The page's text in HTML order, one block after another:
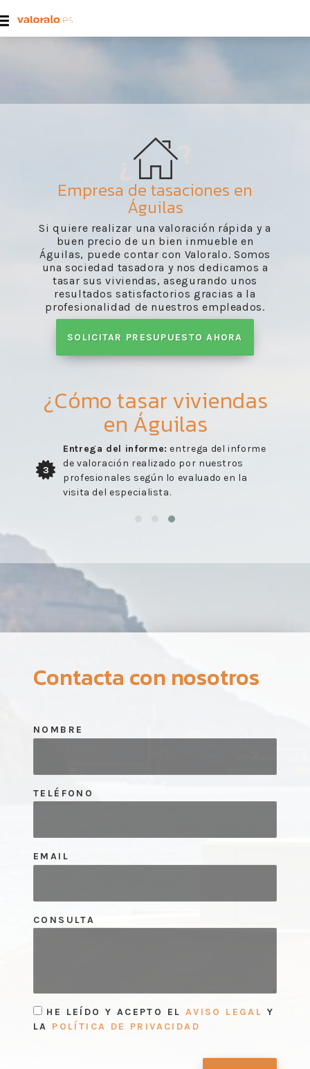
Empresa de tasaciones en
Águilas
Si quiere realizar una valoración rápida y a
buen precio de un bien inmueble en
Águilas, puede contar con Valoralo. Somos
una sociedad tasadora y nos dedicamos a
tasar sus viviendas, asegurando unos
resultados satisfactorios gracias a la
profesionalidad de nuestros empleados.
SOLICITAR PRESUPUESTO AHORA
¿Cómo tasar viviendas
en Águilas
3
Entrega del informe: entrega del informe
de valoración realizado por nuestros
profesionales según lo evaluado en la
visita del especialista.
Contacta con nosotros
NOMBRE
TELÉFONO
EMAIL
CONSULTA
HE LEÍDO Y ACEPTO EL AVISO LEGAL Y
LA POLÍTICA DE PRIVACIDAD